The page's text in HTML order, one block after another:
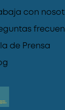
con
de Prensa